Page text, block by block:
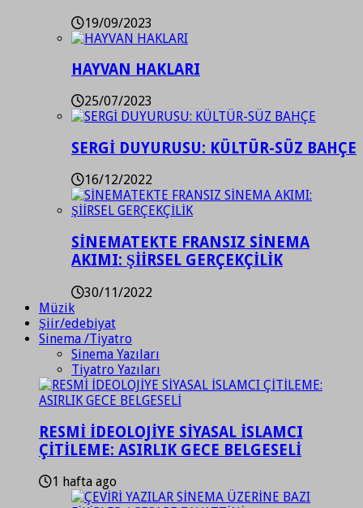
19/09/2023
HAYVAN HAKLARI
25/07/2023
SERGİ DUYURUSU: KÜLTÜR-SÜZ BAHÇE
16/12/2022
SİNEMATEKTE FRANSIZ SİNEMA
AKIMI: ŞİİRSEL GERÇEKÇİLİK
30/11/2022
Müzik
Şiir/edebiyat
Sinema /Tiyatro
Sinema Yazıları
Tiyatro Yazıları
RESMİ İDEOLOJİYE SİYASAL İSLAMCI
ÇİTİLEME: ASIRLIK GECE BELGESELİ
1 hafta ago